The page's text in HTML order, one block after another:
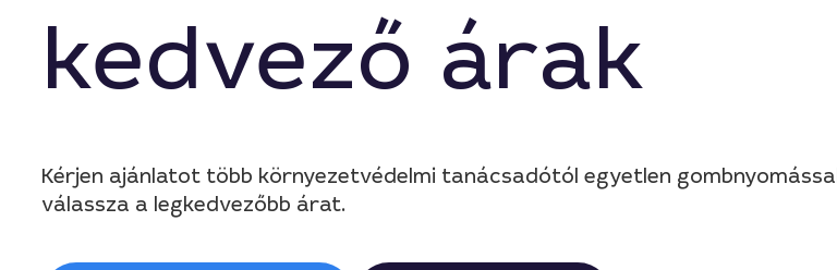
kedvező árak
Kérjen ajánlatot több környezetvédelmi tanácsadótól egyetlen
válassza a legkedvezőbb árat.